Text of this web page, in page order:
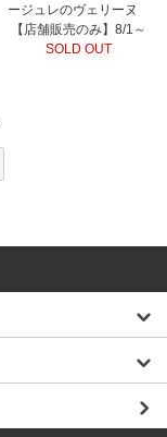
ージュレのヴェリーヌ
【店舗販売のみ】8/1～
SOLD OUT